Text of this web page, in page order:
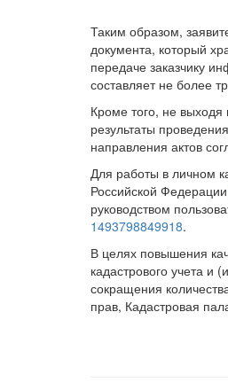
Таким образом,
документа, который
передаче заказчику
составляет не более
Кроме того, не
результаты
направления актов
Для работы в личном
Российской
руководством
1493798849918.
В целях повышения
кадастрового учета и
сокращения
прав, Кадастровая